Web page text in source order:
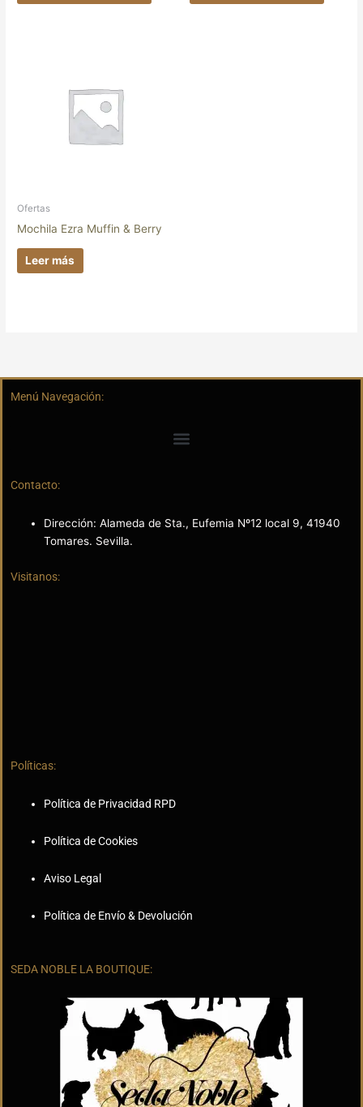
producto
Ofertas
Mochila Ezra Muffin & Berry
Leer más
Menú Navegación:
Contacto:
Dirección: Alameda de Sta., Eufemia Nº12 local 9, 41940
Tomares. Sevilla.
Visitanos:
Políticas:
Política de Privacidad RPD
Política de Cookies
Aviso Legal
Política de Envío & Devolución
SEDA NOBLE LA BOUTIQUE: